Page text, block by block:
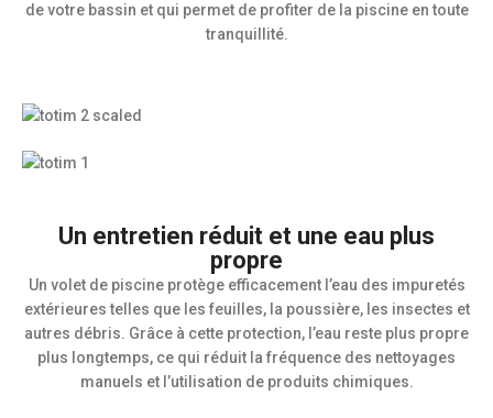
de votre bassin et qui permet de profiter de la piscine en toute
tranquillité.
Un entretien réduit et une eau plus
propre
Un volet de piscine protège efficacement l’eau des impuretés
extérieures telles que les feuilles, la poussière, les insectes et
autres débris. Grâce à cette protection, l’eau reste plus propre
plus longtemps, ce qui réduit la fréquence des nettoyages
manuels et l’utilisation de produits chimiques.